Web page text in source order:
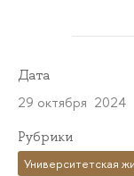
Дата
29 октября 2024
Рубрики
Университетская